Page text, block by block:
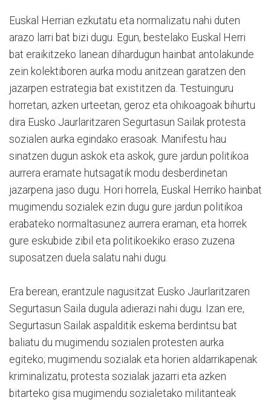
Euskal Herrian ezkutatu eta normalizatu nahi duten
arazo larri bat bizi dugu. Egun, bestelako Euskal Herri
bat eraikitzeko lanean dihardugun hainbat antolakunde
zein kolektiboren aurka modu anitzean garatzen den
jazarpen estrategia bat existitzen da. Testuinguru
horretan, azken urteetan, geroz eta ohikoagoak bihurtu
dira Eusko Jaurlaritzaren Segurtasun Sailak protesta
sozialen aurka egindako erasoak. Manifestu hau
sinatzen dugun askok eta askok, gure jardun politikoa
aurrera eramate hutsagatik modu desberdinetan
jazarpena jaso dugu. Hori horrela, Euskal Herriko hainbat
mugimendu sozialek ezin dugu gure jardun politikoa
erabateko normaltasunez aurrera eraman, eta horrek
gure eskubide zibil eta politikoekiko eraso zuzena
suposatzen duela salatu nahi dugu.
Era berean, erantzule nagusitzat Eusko Jaurlaritzaren
Segurtasun Saila dugula adierazi nahi dugu. Izan ere,
Segurtasun Sailak aspalditik eskema berdintsu bat
baliatu du mugimendu sozialen protesten aurka
egiteko; mugimendu sozialak eta horien aldarrikapenak
kriminalizatu, protesta sozialak jazarri eta azken
bitarteko gisa mugimendu sozialetako militanteak